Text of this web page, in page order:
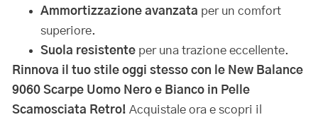
Ammortizzazione avanzata per un comfort
superiore.
Suola resistente per una trazione eccellente.
Rinnova il tuo stile oggi stesso con le New Balance
9060 Scarpe Uomo Nero e Bianco in Pelle
Scamosciata Retro! Acquistale ora e scopri il